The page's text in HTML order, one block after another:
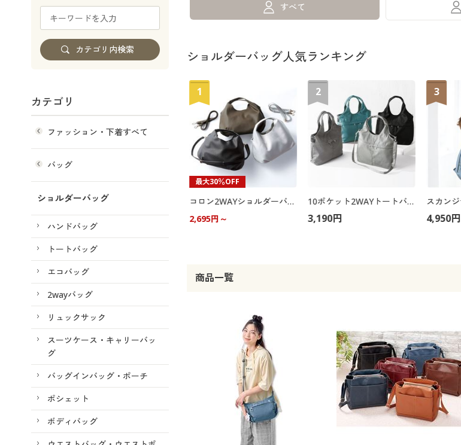
すべて
ショルダーバッグ人気ランキング
1
コロン2WAYショルダーバッグ
最大30％OFF
2,695円～
2
10ポケット2WAYトートバッグ
3,190円
3
4,950円
商品一覧
カテゴリ
ファッション・下着すべて
バッグ
ショルダーバッグ
ハンドバッグ
トートバッグ
エコバッグ
2wayバッグ
リュックサック
スーツケース・キャリーバッ
グ
バッグインバッグ・ポーチ
ポシェット
ボディバッグ